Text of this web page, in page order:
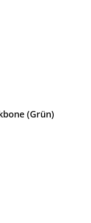
(Grün)